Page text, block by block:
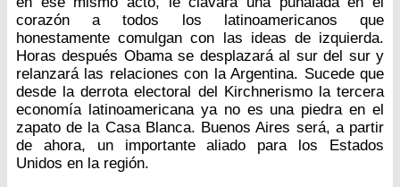
corazón a todos los latinoamericanos que
honestamente comulgan con las ideas de izquierda.
Horas después Obama se desplazará al sur del sur y
relanzará las relaciones con la Argentina. Sucede que
desde la derrota electoral del Kirchnerismo la tercera
economía latinoamericana ya no es una piedra en el
zapato de la Casa Blanca. Buenos Aires será, a partir
de ahora, un importante aliado para los Estados
Unidos en la región.